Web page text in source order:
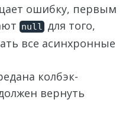
ошибку, первым
null для того,
все асинхронные
колбэк-
вернуть